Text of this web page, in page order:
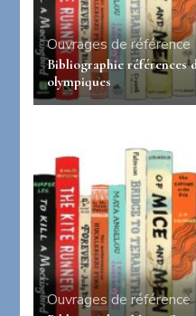
Ouvrages de référence
Bibliographie références
olympiques
Ouvrages de référence